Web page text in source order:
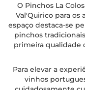
O Pinchos La
Val'Quirico para os
espaço destaca-se
pinchos
primeira qualidade
Para elevar a
vinhos